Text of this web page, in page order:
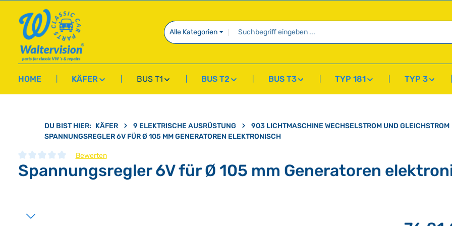
Zur Hauptnavigation springen
Alle Kategorien
HOME KÄFER BUS T1 BUS T2 BUS T3 TYP 181 TYP 3
DU BIST HIER: KÄFER 9 ELEKTRISCHE AUSRÜSTUNG
903 LICHTMASCHINE WECHSELSTROM UND GLEICHSTROM
SPANNUNGSREGLER 6V FÜR Ø 105 MM GENERATOREN ELEKTRONISCH
Durchschnittliche Bewertung von 0 von 5 Sternen
Bewerten
Spannungsregler 6V für Ø 105 mm Generatoren
Bildergalerie überspringen